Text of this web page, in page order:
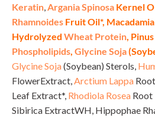
Keratin,Argania Spinosa Kernel
Rhamnoides Fruit Oil*,
Hydrolyzed Wheat Protein,
Phospholipids, Glycine Soja
Glycine Soja(Soybean) Sterols,
FlowerExtract,Arctium Lappa
Leaf Extract*, Rhodiola Rosea Root
Sibirica ExtractWH, Hippophae